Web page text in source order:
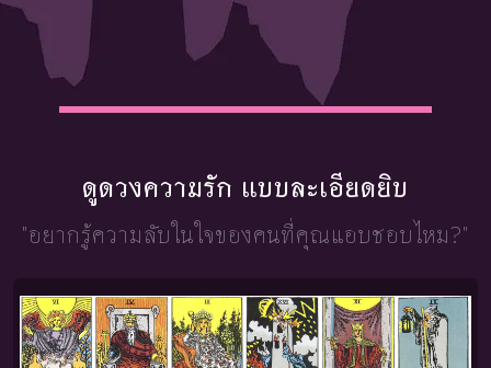
ดูดวงความรัก แบบละเอียดยิบ
"อยากรู้ความลับในใจของคนที่คุณแอบชอบไหม?"